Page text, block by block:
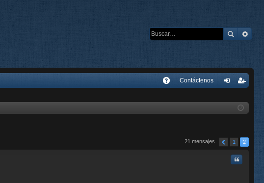
Contáctenos
ar
ist
rs
e
21 mensajes 1 2
Citar